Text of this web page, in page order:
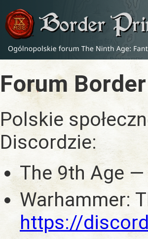
Forum
Polskie
Discordzie:
The 9th Age —
Warhammer:
https://